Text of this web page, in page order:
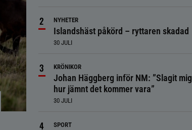
NYHETER
Islandshäst påkörd – ryttaren skadad
30 JULI
KRÖNIKOR
Johan Häggberg inför NM: ”Slagit mig
hur jämnt det kommer vara”
30 JULI
SPORT